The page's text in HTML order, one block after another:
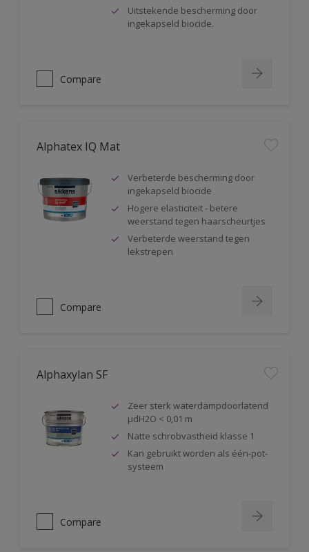
Uitstekende bescherming door
ingekapseld biocide.
Compare
Alphatex IQ Mat
Verbeterde bescherming door
ingekapseld biocide
Hogere elasticiteit - betere
weerstand tegen haarscheurtjes
Verbeterde weerstand tegen
lekstrepen
Compare
Alphaxylan SF
Zeer sterk waterdampdoorlatend
µdH2O < 0,01 m
Natte schrobvastheid klasse 1
Kan gebruikt worden als één-pot-
systeem
Compare